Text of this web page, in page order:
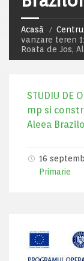
Acasă
vanzare teren
Roata de Jos,
STUDIU DE
mp si
Aleea
16
Primarie